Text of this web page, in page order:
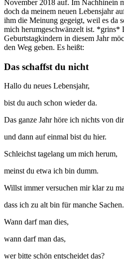
November 2018 auf. Im Nachhinein
doch da meinem neuen Lebensjahr
ihm die Meinung gegeigt, weil es da
mich herumgeschwänzelt ist. *grins*
Geburtstagkindern in diesem Jahr
den Weg geben. Es heißt:
Das schaffst du nicht
Hallo du neues Lebensjahr,
bist du auch schon wieder da.
Das ganze Jahr höre ich nichts von dir
und dann auf einmal bist du hier.
Schleichst tagelang um mich herum,
meinst du etwa ich bin dumm.
Willst immer versuchen mir klar zu
dass ich zu alt bin für manche Sachen.
Wann darf man dies,
wann darf man das,
wer bitte schön entscheidet das?